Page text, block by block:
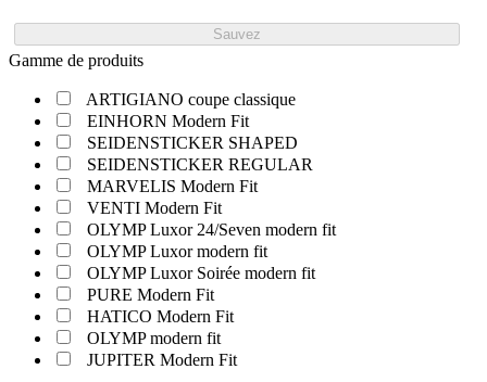
Sauvez
Gamme de produits
ARTIGIANO coupe classique
EINHORN Modern Fit
SEIDENSTICKER SHAPED
SEIDENSTICKER REGULAR
MARVELIS Modern Fit
VENTI Modern Fit
OLYMP Luxor 24/Seven modern fit
OLYMP Luxor modern fit
OLYMP Luxor Soirée modern fit
PURE Modern Fit
HATICO Modern Fit
OLYMP modern fit
JUPITER Modern Fit